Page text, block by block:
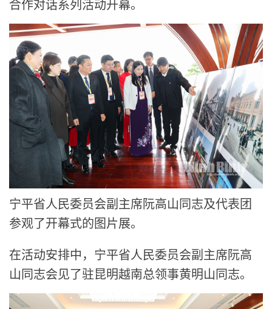
合作对话系列活动开幕。
宁平省人民委员会副主席阮高山同志及代表团
参观了开幕式的图片展。
在活动安排中，宁平省人民委员会副主席阮高
山同志会见了驻昆明越南总领事黄明山同志。